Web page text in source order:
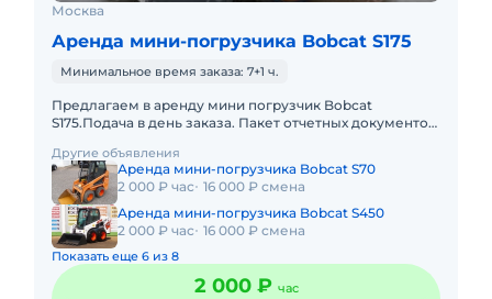
Москва
Аренда мини-погрузчика Bobcat S175
Минимальное время заказа: 7+1 ч.
Предлагаем в аренду мини погрузчик Bobcat
S175.Подача в день заказа. Пакет отчетных документов.
Долгосрочная аренда.
Другие объявления
Аренда мини-погрузчика Bobcat S70
2 000 ₽ час 16 000 ₽ смена
Аренда мини-погрузчика Bobcat S450
2 000 ₽ час 16 000 ₽ смена
Показать еще 6 из 8
2 000 ₽ час